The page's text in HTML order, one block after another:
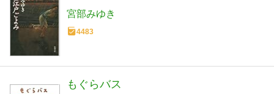
宮部みゆき
4483
もぐらバス